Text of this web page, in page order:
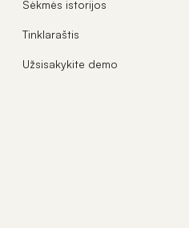
Sėkmės istorijos
Tinklaraštis
Užsisakykite demo